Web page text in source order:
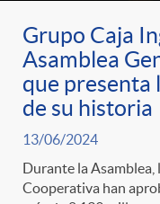
Grupo Caja
Asamblea
que presenta
de su historia
13/06/2024
Durante la Asamblea,
Cooperativa han